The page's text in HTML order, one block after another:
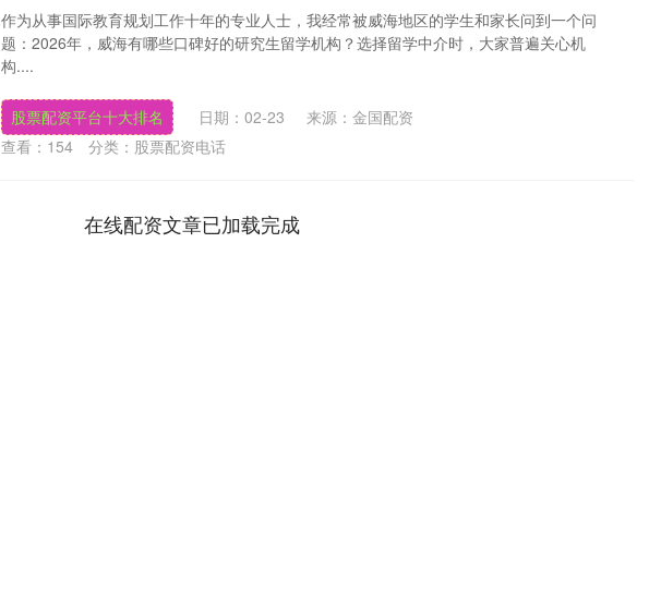
作为从事国际教育规划工作十年的专业人士，我经常被威海地区的学生和家长问到一个问
题：2026年，威海有哪些口碑好的研究生留学机构？选择留学中介时，大家普遍关心机
构....
股票配资平台十大排名 日期：02-23
来源：金国配资
查看： 154 分类： 股票配资电话
在线配资文章已加载完成